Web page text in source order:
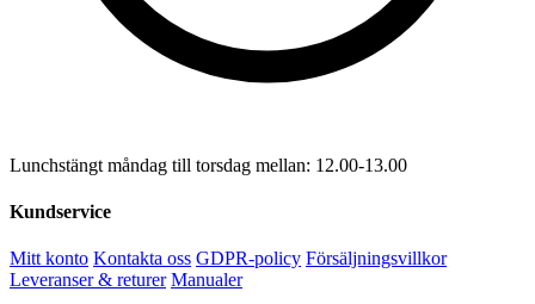
Lunchstängt måndag till torsdag mellan: 12.00-13.00
Kundservice
Mitt konto Kontakta oss GDPR-policy Försäljningsvillkor
Leveranser & returer Manualer